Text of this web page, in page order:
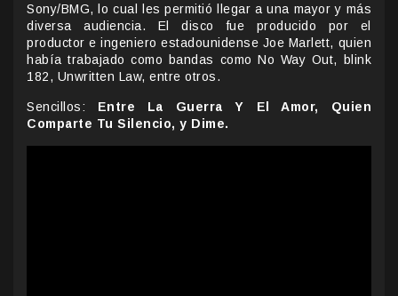
Sony/BMG, lo cual les permitió llegar a una mayor y más
diversa audiencia. El disco fue producido por el
productor e ingeniero estadounidense Joe Marlett, quien
había trabajado como bandas como No Way Out, blink
182, Unwritten Law, entre otros.
Sencillos: Entre La Guerra Y El Amor, Quien
Comparte Tu Silencio, y Dime.